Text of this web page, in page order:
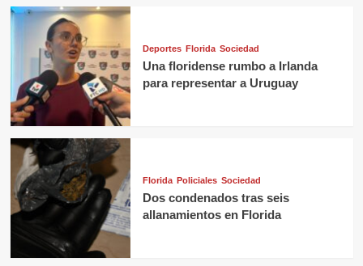
Deportes Florida Sociedad
Una floridense rumbo a Irlanda
para representar a Uruguay
Florida Policiales Sociedad
Dos condenados tras seis
allanamientos en Florida